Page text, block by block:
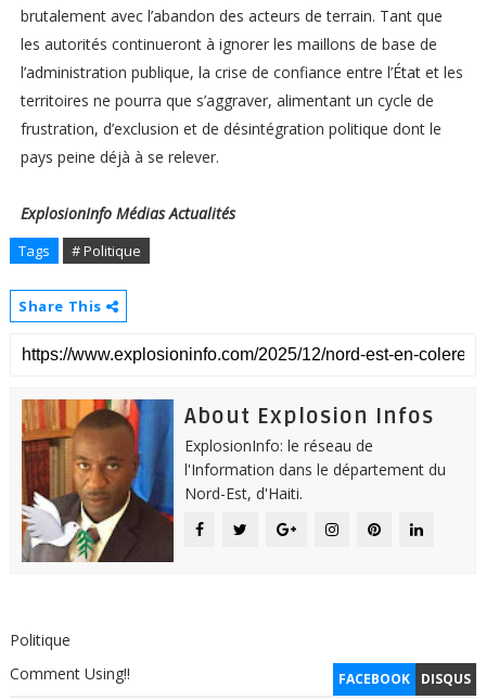
brutalement avec l’abandon des acteurs de terrain. Tant que
les autorités continueront à ignorer les maillons de base de
l’administration publique, la crise de confiance entre l’État et les
territoires ne pourra que s’aggraver, alimentant un cycle de
frustration, d’exclusion et de désintégration politique dont le
pays peine déjà à se relever.
ExplosionInfo Médias Actualités
Tags # Politique
Share This
About Explosion Infos
ExplosionInfo: le réseau de
l'Information dans le département du
Nord-Est, d'Haiti.
Politique
FACEBOOK DISQUS
Comment Using!!